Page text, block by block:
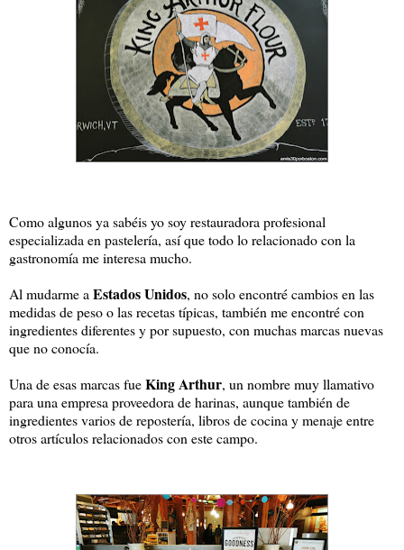
Como algunos ya sabéis yo soy restauradora profesional
especializada en pastelería, así que todo lo relacionado con la
gastronomía me interesa mucho.
Al mudarme a Estados Unidos, no solo encontré cambios en las
medidas de peso o las recetas típicas, también me encontré con
ingredientes diferentes y por supuesto, con muchas marcas nuevas
que no conocía.
Una de esas marcas fueKing Arthur, un nombre muy llamativo
para una empresa proveedora de harinas, aunque también de
ingredientes varios de repostería, libros de cocina y menaje entre
otros artículos relacionados con este campo.